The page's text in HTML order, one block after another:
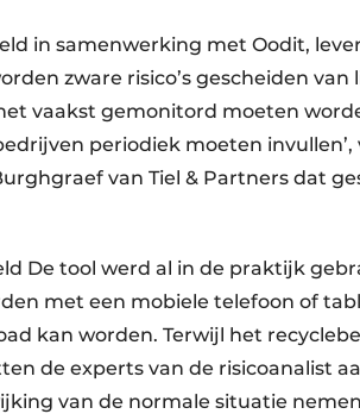
in samenwerking met Oodit,
zware risico’s gescheiden van
vaakst gemonitord moeten
periodiek moeten
van Tiel & Partners dat
De tool werd al in de praktijk
met een mobiele telefoon of
kan worden. Terwijl het
de experts van de risicoanalist
van de normale situatie